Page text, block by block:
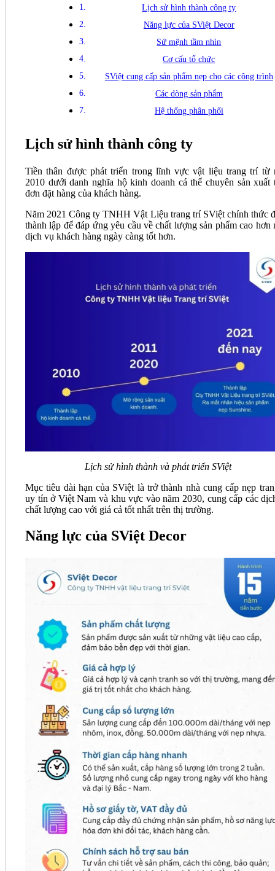
Lịch sử hình thành công ty
Năng lực của SViệt Decor
Sứ mệnh tầm nhìn
Cơ cấu tổ chức
SViệt cung cấp sản phẩm nẹp cho các công trình
Các dòng sản phẩm
Hệ thống phân phối
Lịch sử hình thành công ty
Tiền thân được phát triển trong lĩnh vực vật liệu trang trí từ
2010 dưới danh nghĩa hộ kinh doanh cá thể chuyên sản xuất
đơn đặt hàng của khách hàng.
Năm 2021 Công ty TNHH Vật Liệu trang trí SViệt chính thức
thành lập để đáp ứng yêu cầu về chất lượng sản phẩm cao hơn
dịch vụ khách hàng ngày càng tốt hơn.
Lịch sử hình thành và phát triển SViệt
Mục tiêu dài hạn của SViệt là trở thành nhà cung cấp nẹp
uy tín ở Việt Nam và khu vực vào năm 2030, cung cấp các
chất lượng cao với giá cả tốt nhất trên thị trường.
Năng lực của SViệt Decor